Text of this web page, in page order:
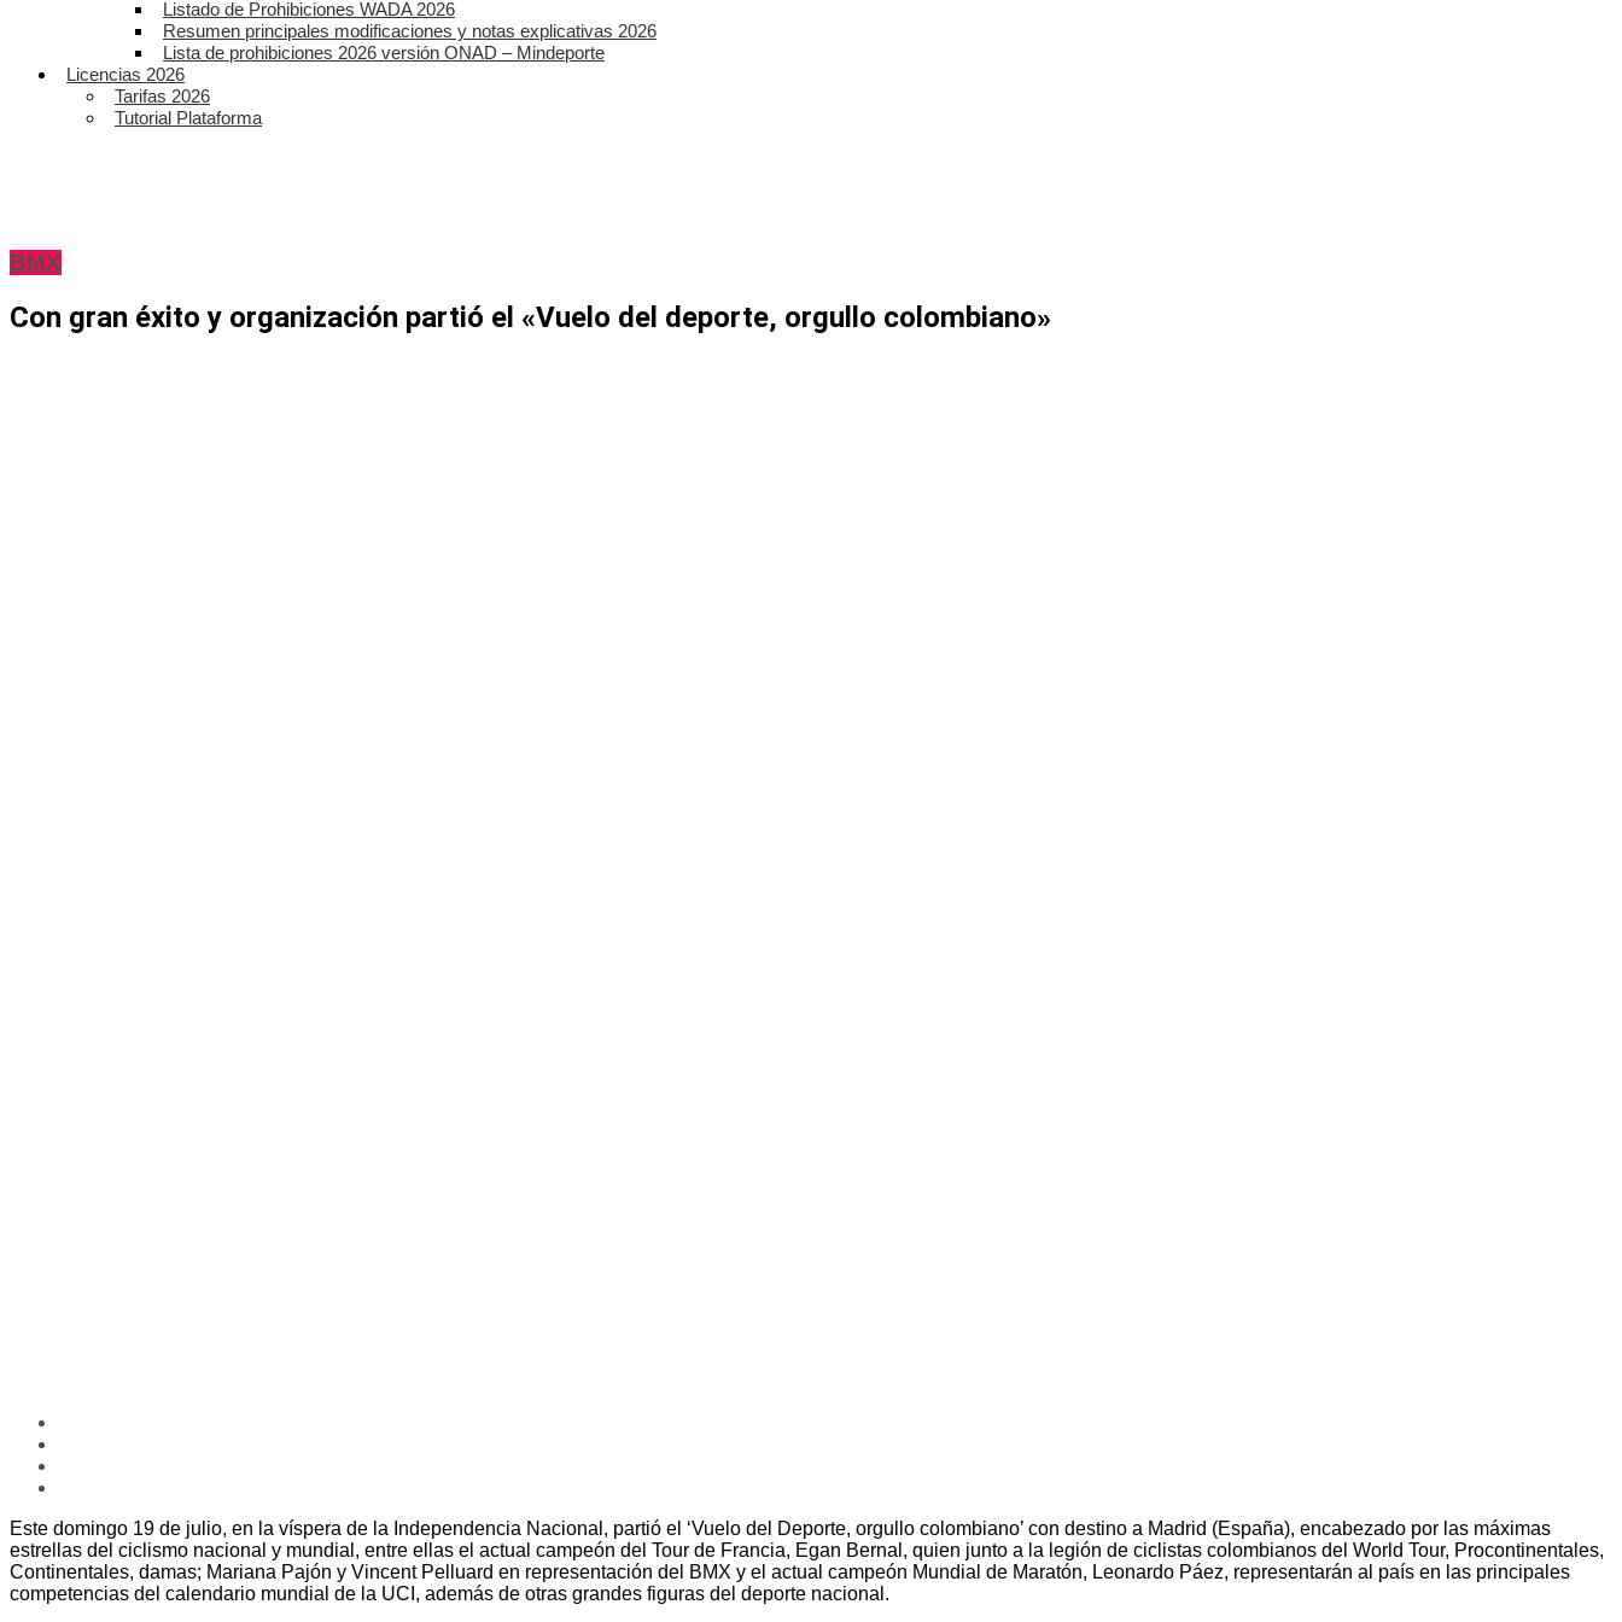
Listado de Prohibiciones WADA 2026
Resumen principales modificaciones y notas explicativas 2026
Lista de prohibiciones 2026 versión ONAD – Mindeporte
Licencias 2026
Tarifas 2026
Tutorial Plataforma
BMX
Con gran éxito y organización partió el «Vuelo del deporte, orgullo colombiano»
Este domingo 19 de julio, en la víspera de la Independencia Nacional, partió el ‘Vuelo del Deporte, orgullo colombiano’ con destino a Madrid (España), encabezado por las máximas
estrellas del ciclismo nacional y mundial, entre ellas el actual campeón del Tour de Francia, Egan Bernal, quien junto a la legión de ciclistas colombianos del World Tour, Procontinentales,
Continentales, damas; Mariana Pajón y Vincent Pelluard en representación del BMX y el actual campeón Mundial de Maratón, Leonardo Páez, representarán al país en las principales
competencias del calendario mundial de la UCI, además de otras grandes figuras del deporte nacional.